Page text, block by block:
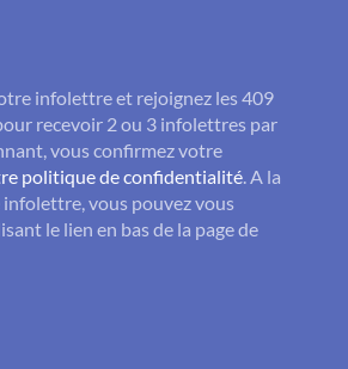
infolettre et rejoignez les 409
recevoir 2 ou 3 infolettres par
vous confirmez votre
politique de confidentialité. A la
vous pouvez vous
le lien en bas de la page de